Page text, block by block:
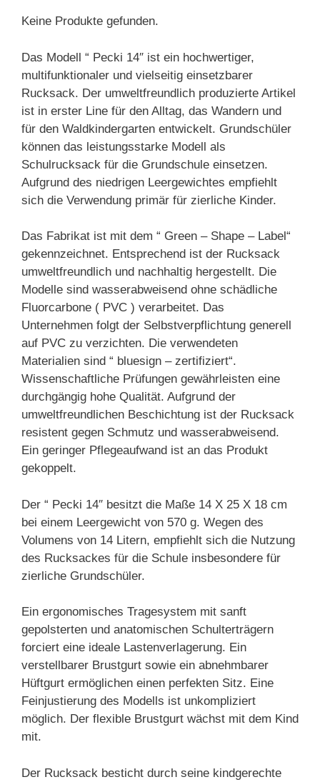
Keine Produkte gefunden.
Das Modell “ Pecki 14″ ist ein hochwertiger,
multifunktionaler und vielseitig einsetzbarer
Rucksack. Der umweltfreundlich produzierte Artikel
ist in erster Line für den Alltag, das Wandern und
für den Waldkindergarten entwickelt. Grundschüler
können das leistungsstarke Modell als
Schulrucksack für die Grundschule einsetzen.
Aufgrund des niedrigen Leergewichtes empfiehlt
sich die Verwendung primär für zierliche Kinder.
Das Fabrikat ist mit dem “ Green – Shape – Label“
gekennzeichnet. Entsprechend ist der Rucksack
umweltfreundlich und nachhaltig hergestellt. Die
Modelle sind wasserabweisend ohne schädliche
Fluorcarbone ( PVC ) verarbeitet. Das
Unternehmen folgt der Selbstverpflichtung generell
auf PVC zu verzichten. Die verwendeten
Materialien sind “ bluesign – zertifiziert“.
Wissenschaftliche Prüfungen gewährleisten eine
durchgängig hohe Qualität. Aufgrund der
umweltfreundlichen Beschichtung ist der Rucksack
resistent gegen Schmutz und wasserabweisend.
Ein geringer Pflegeaufwand ist an das Produkt
gekoppelt.
Der “ Pecki 14″ besitzt die Maße 14 X 25 X 18 cm
bei einem Leergewicht von 570 g. Wegen des
Volumens von 14 Litern, empfiehlt sich die Nutzung
des Rucksackes für die Schule insbesondere für
zierliche Grundschüler.
Ein ergonomisches Tragesystem mit sanft
gepolsterten und anatomischen Schulterträgern
forciert eine ideale Lastenverlagerung. Ein
verstellbarer Brustgurt sowie ein abnehmbarer
Hüftgurt ermöglichen einen perfekten Sitz. Eine
Feinjustierung des Modells ist unkompliziert
möglich. Der flexible Brustgurt wächst mit dem Kind
mit.
Der Rucksack besticht durch seine kindgerechte